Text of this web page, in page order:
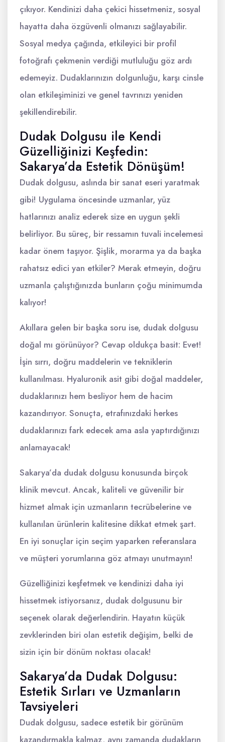
çıkıyor. Kendinizi daha çekici hissetmeniz, sosyal
hayatta daha özgüvenli olmanızı sağlayabilir.
Sosyal medya çağında, etkileyici bir profil
fotoğrafı çekmenin verdiği mutluluğu göz ardı
edemeyiz. Dudaklarınızın dolgunluğu, karşı cinsle
olan etkileşiminizi ve genel tavrınızı yeniden
şekillendirebilir.
Dudak Dolgusu ile Kendi
Güzelliğinizi Keşfedin:
Sakarya’da Estetik Dönüşüm!
Dudak dolgusu, aslında bir sanat eseri yaratmak
gibi! Uygulama öncesinde uzmanlar, yüz
hatlarınızı analiz ederek size en uygun şekli
belirliyor. Bu süreç, bir ressamın tuvali incelemesi
kadar önem taşıyor. Şişlik, morarma ya da başka
rahatsız edici yan etkiler? Merak etmeyin, doğru
uzmanla çalıştığınızda bunların çoğu minimumda
kalıyor!
Akıllara gelen bir başka soru ise, dudak dolgusu
doğal mı görünüyor? Cevap oldukça basit: Evet!
İşin sırrı, doğru maddelerin ve tekniklerin
kullanılması. Hyaluronik asit gibi doğal maddeler,
dudaklarınızı hem besliyor hem de hacim
kazandırıyor. Sonuçta, etrafınızdaki herkes
dudaklarınızı fark edecek ama asla yaptırdığınızı
anlamayacak!
Sakarya’da dudak dolgusu konusunda birçok
klinik mevcut. Ancak, kaliteli ve güvenilir bir
hizmet almak için uzmanların tecrübelerine ve
kullanılan ürünlerin kalitesine dikkat etmek şart.
En iyi sonuçlar için seçim yaparken referanslara
ve müşteri yorumlarına göz atmayı unutmayın!
Güzelliğinizi keşfetmek ve kendinizi daha iyi
hissetmek istiyorsanız, dudak dolgusunu bir
seçenek olarak değerlendirin. Hayatın küçük
zevklerinden biri olan estetik değişim, belki de
sizin için bir dönüm noktası olacak!
Sakarya’da Dudak Dolgusu:
Estetik Sırları ve Uzmanların
Tavsiyeleri
Dudak dolgusu, sadece estetik bir görünüm
kazandırmakla kalmaz, aynı zamanda dudakların